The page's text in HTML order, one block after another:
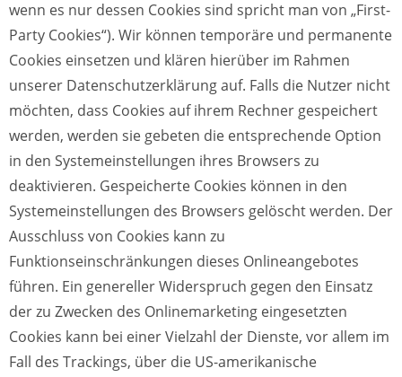
wenn es nur dessen Cookies sind spricht man von „First-
Party Cookies“). Wir können temporäre und permanente
Cookies einsetzen und klären hierüber im Rahmen
unserer Datenschutzerklärung auf. Falls die Nutzer nicht
möchten, dass Cookies auf ihrem Rechner gespeichert
werden, werden sie gebeten die entsprechende Option
in den Systemeinstellungen ihres Browsers zu
deaktivieren. Gespeicherte Cookies können in den
Systemeinstellungen des Browsers gelöscht werden. Der
Ausschluss von Cookies kann zu
Funktionseinschränkungen dieses Onlineangebotes
führen. Ein genereller Widerspruch gegen den Einsatz
der zu Zwecken des Onlinemarketing eingesetzten
Cookies kann bei einer Vielzahl der Dienste, vor allem im
Fall des Trackings, über die US-amerikanische